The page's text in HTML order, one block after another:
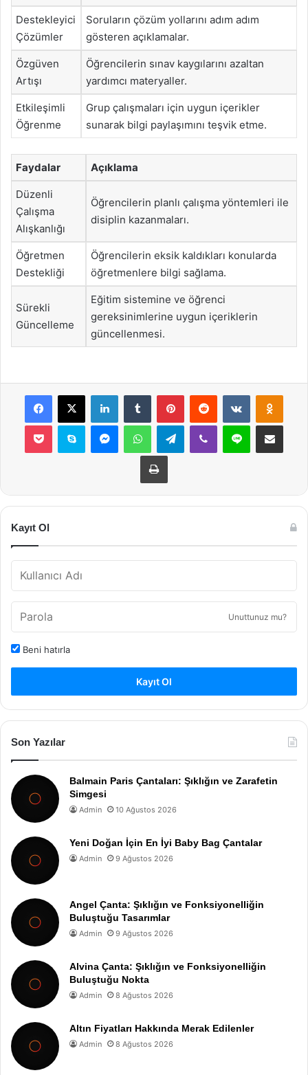
Destekleyici
Çözümler
Soruların çözüm yollarını adım adım
gösteren açıklamalar.
Özgüven
Artışı
Öğrencilerin sınav kaygılarını azaltan
yardımcı materyaller.
Etkileşimli
Öğrenme
Grup çalışmaları için uygun içerikler
sunarak bilgi paylaşımını teşvik etme.
Faydalar Açıklama
Düzenli
Çalışma
Alışkanlığı
Öğrencilerin planlı çalışma yöntemleri ile
disiplin kazanmaları.
Öğretmen
Destekliği
Öğrencilerin eksik kaldıkları konularda
öğretmenlere bilgi sağlama.
Sürekli
Güncelleme
Eğitim sistemine ve öğrenci
gereksinimlerine uygun içeriklerin
güncellenmesi.
Facebook
X LinkedInTumblr PinterestReddit VKontakte
Pocket Skype MessengerWhatsAppTelegramViber Line E-Posta ile
Yazdır
Kayıt Ol
Unuttunuz mu?
Beni hatırla
Kayıt Ol
Son Yazılar
Balmain Paris Çantaları: Şıklığın ve Zarafetin
Simgesi
Admin 10 Ağustos 2026
Yeni Doğan İçin En İyi Baby Bag Çantalar
Admin 9 Ağustos 2026
Angel Çanta: Şıklığın ve Fonksiyonelliğin
Buluştuğu Tasarımlar
Admin 9 Ağustos 2026
Alvina Çanta: Şıklığın ve Fonksiyonelliğin
Buluştuğu Nokta
Admin 8 Ağustos 2026
Altın Fiyatları Hakkında Merak Edilenler
Admin 8 Ağustos 2026